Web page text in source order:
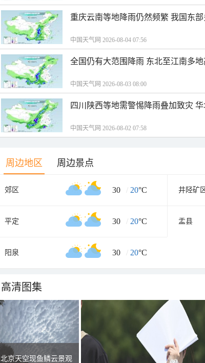
重庆云南等地降雨仍然频繁 我国东
中国天气网 2026-08-04 07:56
全国仍有大范围降雨 东北至江南多
中国天气网 2026-08-03 08:00
四川陕西等地需警惕降雨叠加致灾
中国天气网 2026-08-02 07:58
周边地区 周边景点
郊区 30 / 20°C 井陉矿
平定 30 / 20°C 盂县
阳泉 30 / 20°C
高清图集
北京天空现鱼鳞云景观